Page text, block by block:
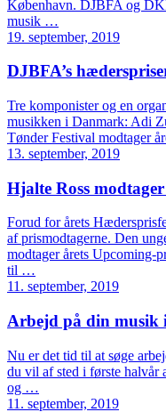
København. DJBFA og
musik …
19. september, 2019
DJBFA’s
Tre komponister og en
musikken i Danmark: Adi
Tønder Festival modtager
13. september, 2019
Hjalte Ross
Forud for årets
af prismodtagerne. Den
modtager årets Upcoming-
til …
11. september, 2019
Arbejd på din musik
Nu er det tid til at søge
du vil af sted i første halvår
og …
11. september, 2019